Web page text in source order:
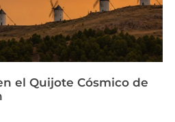
el Quijote Cósmico de